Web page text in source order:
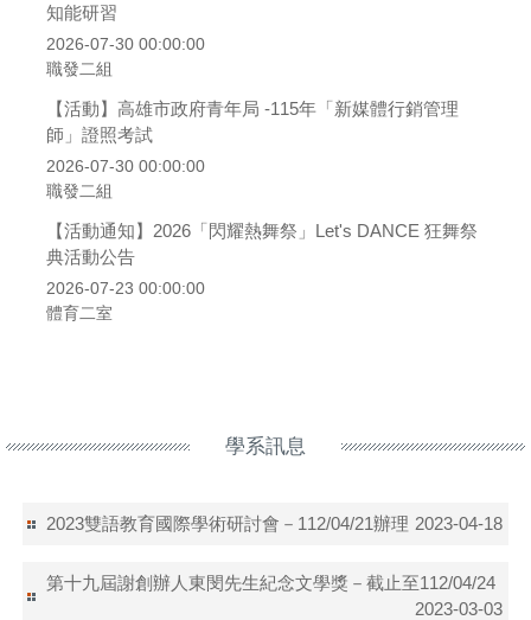
知能研習
2026-07-30 00:00:00
職發二組
【活動】高雄市政府青年局 -115年「新媒體行銷管理
師」證照考試
2026-07-30 00:00:00
職發二組
【活動通知】2026「閃耀熱舞祭」Let's DANCE 狂舞祭
典活動公告
2026-07-23 00:00:00
體育二室
學系訊息
2023雙語教育國際學術研討會－112/04/21辦理 2023-04-18
第十九屆謝創辦人東閔先生紀念文學獎－截止至112/04/24
2023-03-03